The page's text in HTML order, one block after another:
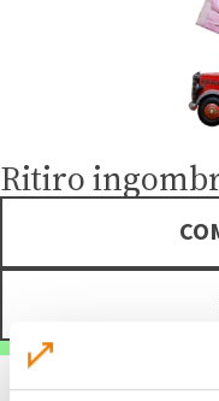
Ritiro